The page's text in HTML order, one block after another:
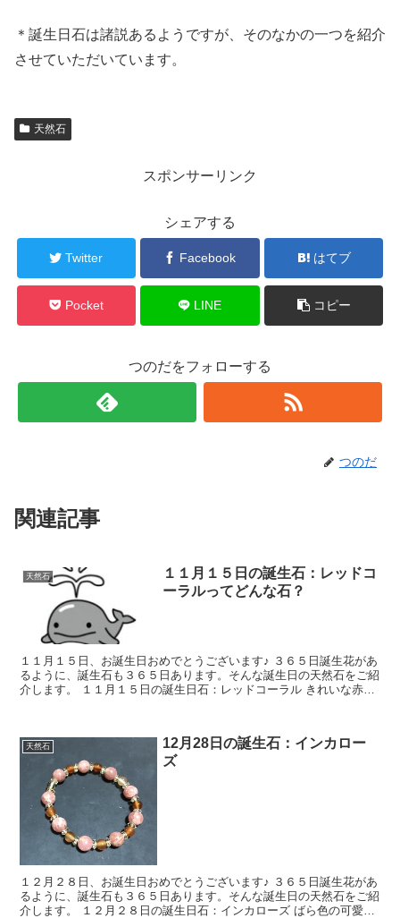
＊誕生日石は諸説あるようですが、そのなかの一つを紹介
させていただいています。
天然石
スポンサーリンク
シェアする
Twitter Facebook はてブ
Pocket LINE コピー
つのだをフォローする
つのだ
関連記事
天然石
１１月１５日の誕生石：レッドコ
ーラルってどんな石？
１１月１５日、お誕生日おめでとうございます♪ ３６５日誕生花があ
るように、誕生石も３６５日あります。そんな誕生日の天然石をご紹
介します。 １１月１５日の誕生日石：レッドコーラル きれいな赤色
天然石
12月28日の誕生石：インカロー
ズ
１２月２８日、お誕生日おめでとうございます♪ ３６５日誕生花があ
るように、誕生石も３６５日あります。そんな誕生日の天然石をご紹
介します。 １２月２８日の誕生日石：インカローズ ばら色の可愛い